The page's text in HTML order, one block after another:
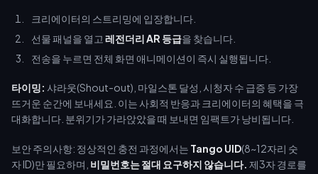
크리에이터의 스트리밍에 입장합니다.
선물 패널을 열고 레전더리 AR 등급을 찾습니다.
전송을 누르면 전체 화면 애니메이션이 즉시 실행됩니다.
타이밍: 샤라웃(Shout-out), 마일스톤 달성, 시청자 수 급증 등 가장
뜨거운 순간에 보내세요. 이는 사회적 반응과 크리에이터의 혜택을 극
대화합니다. 분위기가 가라앉았을 때 보내면 임팩트가 낭비됩니다.
보안 주의사항: 정상적인 충전 과정에서는 Tango UID(8~12자리 숫
자 ID)만 필요하며, 비밀번호는 절대 요구하지 않습니다. 제3자 경로를